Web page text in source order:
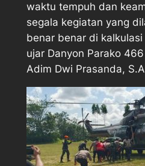
waktu tempuh dan
segala kegiatan yang
benar benar di
ujar Danyon Parako
Adim Dwi Prasanda,